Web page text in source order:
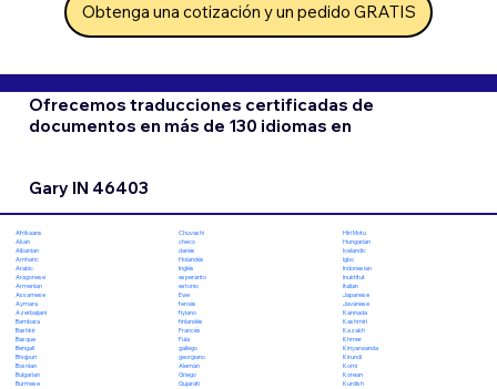
Obtenga una cotización y un pedido GRATIS
Ofrecemos traducciones certificadas de
documentos en más de 130 idiomas en
Gary IN 46403
Afrikaans
Akan
Albanian
Amharic
Arabic
Aragonese
Armenian
Assamese
Aymara
Azerbaijani
Bambara
Bashkir
Basque
Bengali
Bhojpuri
Bosnian
Bulgarian
Burmese
Chuvashi
checo
danés
Holandés
Inglés
esperanto
estonio
Ewe
feroés
fiyiano
finlandés
Francés
Fula
gallego
georgiano
Alemán
Griego
Gujarati
Hiri Motu
Hungarian
Icelandic
Igbo
Indonesian
Inuktitut
Italian
Japanese
Javanese
Kannada
Kashmiri
Kazakh
Khmer
Kinyarwanda
Kirundi
Komi
Korean
Kurdish